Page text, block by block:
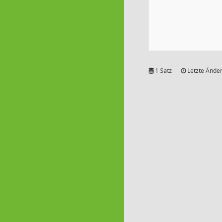
1 Satz Letzte